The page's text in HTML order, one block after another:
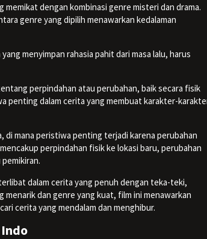
memikat dengan kombinasi genre misteri dan drama.
genre yang dipilih menawarkan kedalaman
menyimpan rahasia pahit dari masa lalu, harus
perpindahan atau perubahan, baik secara fisik
penting dalam cerita yang membuat karakter-
di mana peristiwa penting terjadi karena perubahan
perpindahan fisik ke lokasi baru, perubahan
dalam cerita yang penuh dengan teka-teki,
menarik dan genre yang kuat, film ini menawarkan
cerita yang mendalam dan menghibur.